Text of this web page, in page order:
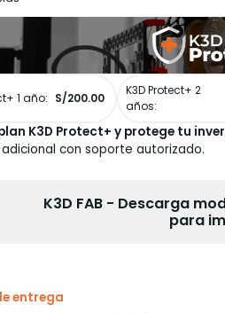
1 año: S/200.00
K3D Protect+ 2
años:
K3D Protect+ y protege tu
con soporte autorizado.
K3D FAB - Descarga
para
entrega